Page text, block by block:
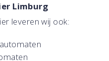
Limburg
leveren wij ook: